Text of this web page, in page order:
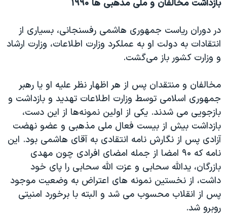
بازداشت مخالفان و ملی مذهبی ها ۱۹۹۰
در دوران ریاست جمهوری هاشمی رفسنجانی، بسیاری از
انتقادات به دولت او به عملکرد وزارت اطلاعات، وزارت ارشاد
و وزارت کشور باز می‌گشت.
مخالفان و منتقدان پس از هر اظهار نظر علیه او یا رهبر
جمهوری اسلامی توسط وزارت اطلاعات تهدید و بازداشت و
بازجویی می شدند. یکی از اولین نمونه‌ها از این دست،
بازداشت بیش از بیست فعال ملی مذهبی و عضو نهضت
آزادی پس از نگارش نامه انتقادی به آقای هاشمی بود. این
نامه که ۹۰ امضا از جمله امضای افرادی چون مهدی
بازرگان، یدالله سحابی و عزت الله سحابی را پای خود
داشت، از نخستین نمونه های اعتراض به وضعیت موجود
پس از انقلاب محسوب می شد و البته با برخورد امنیتی
روبرو شد.